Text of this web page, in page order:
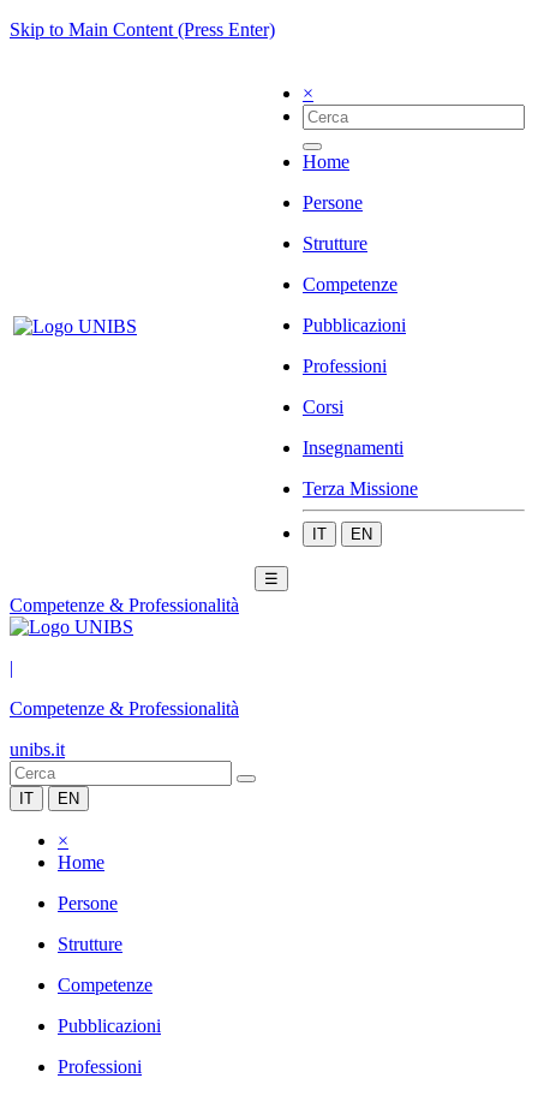
Skip to Main Content (Press Enter)
×
Home
Persone
Strutture
Competenze
Pubblicazioni
Professioni
Corsi
Insegnamenti
Terza Missione
IT EN
☰
Competenze & Professionalità
|
Competenze & Professionalità
unibs.it
IT EN
×
Home
Persone
Strutture
Competenze
Pubblicazioni
Professioni